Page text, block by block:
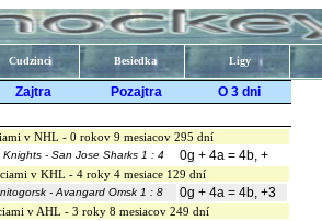
Cudzinci Besiedka Ligy
Zajtra Pozajtra O 3 dni
v NHL - 0 rokov 9 mesiacov 295 dní
Knights - San Jose Sharks 1 : 4 0g + 4a = 4b, +
v KHL - 4 roky 4 mesiace 129 dní
- Avangard Omsk 1 : 8 0g + 4a = 4b, +3
v AHL - 3 roky 8 mesiacov 249 dní